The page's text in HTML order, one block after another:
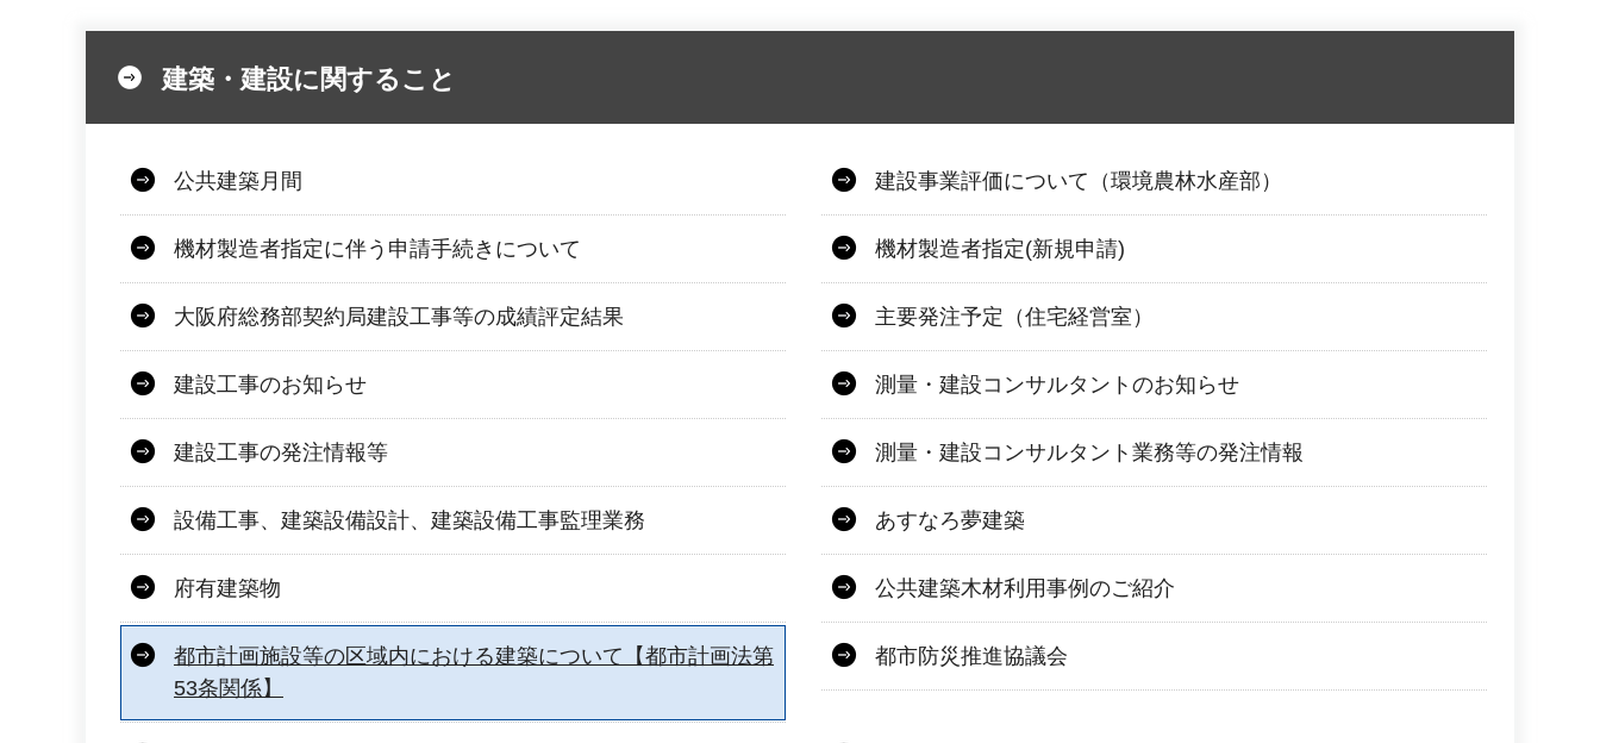
建築・建設に関すること
公共建築月間 建設事業評価について（環境農林水産部）
機材製造者指定に伴う申請手続きについて 機材製造者指定(新規申請)
大阪府総務部契約局建設工事等の成績評定結果 主要発注予定（住宅経営室）
建設工事のお知らせ 測量・建設コンサルタントのお知らせ
建設工事の発注情報等 測量・建設コンサルタント業務等の発注情報
設備工事、建築設備設計、建築設備工事監理業務 あすなろ夢建築
府有建築物 公共建築木材利用事例のご紹介
都市計画施設等の区域内における建築について【都市計画法第
53条関係】
都市防災推進協議会